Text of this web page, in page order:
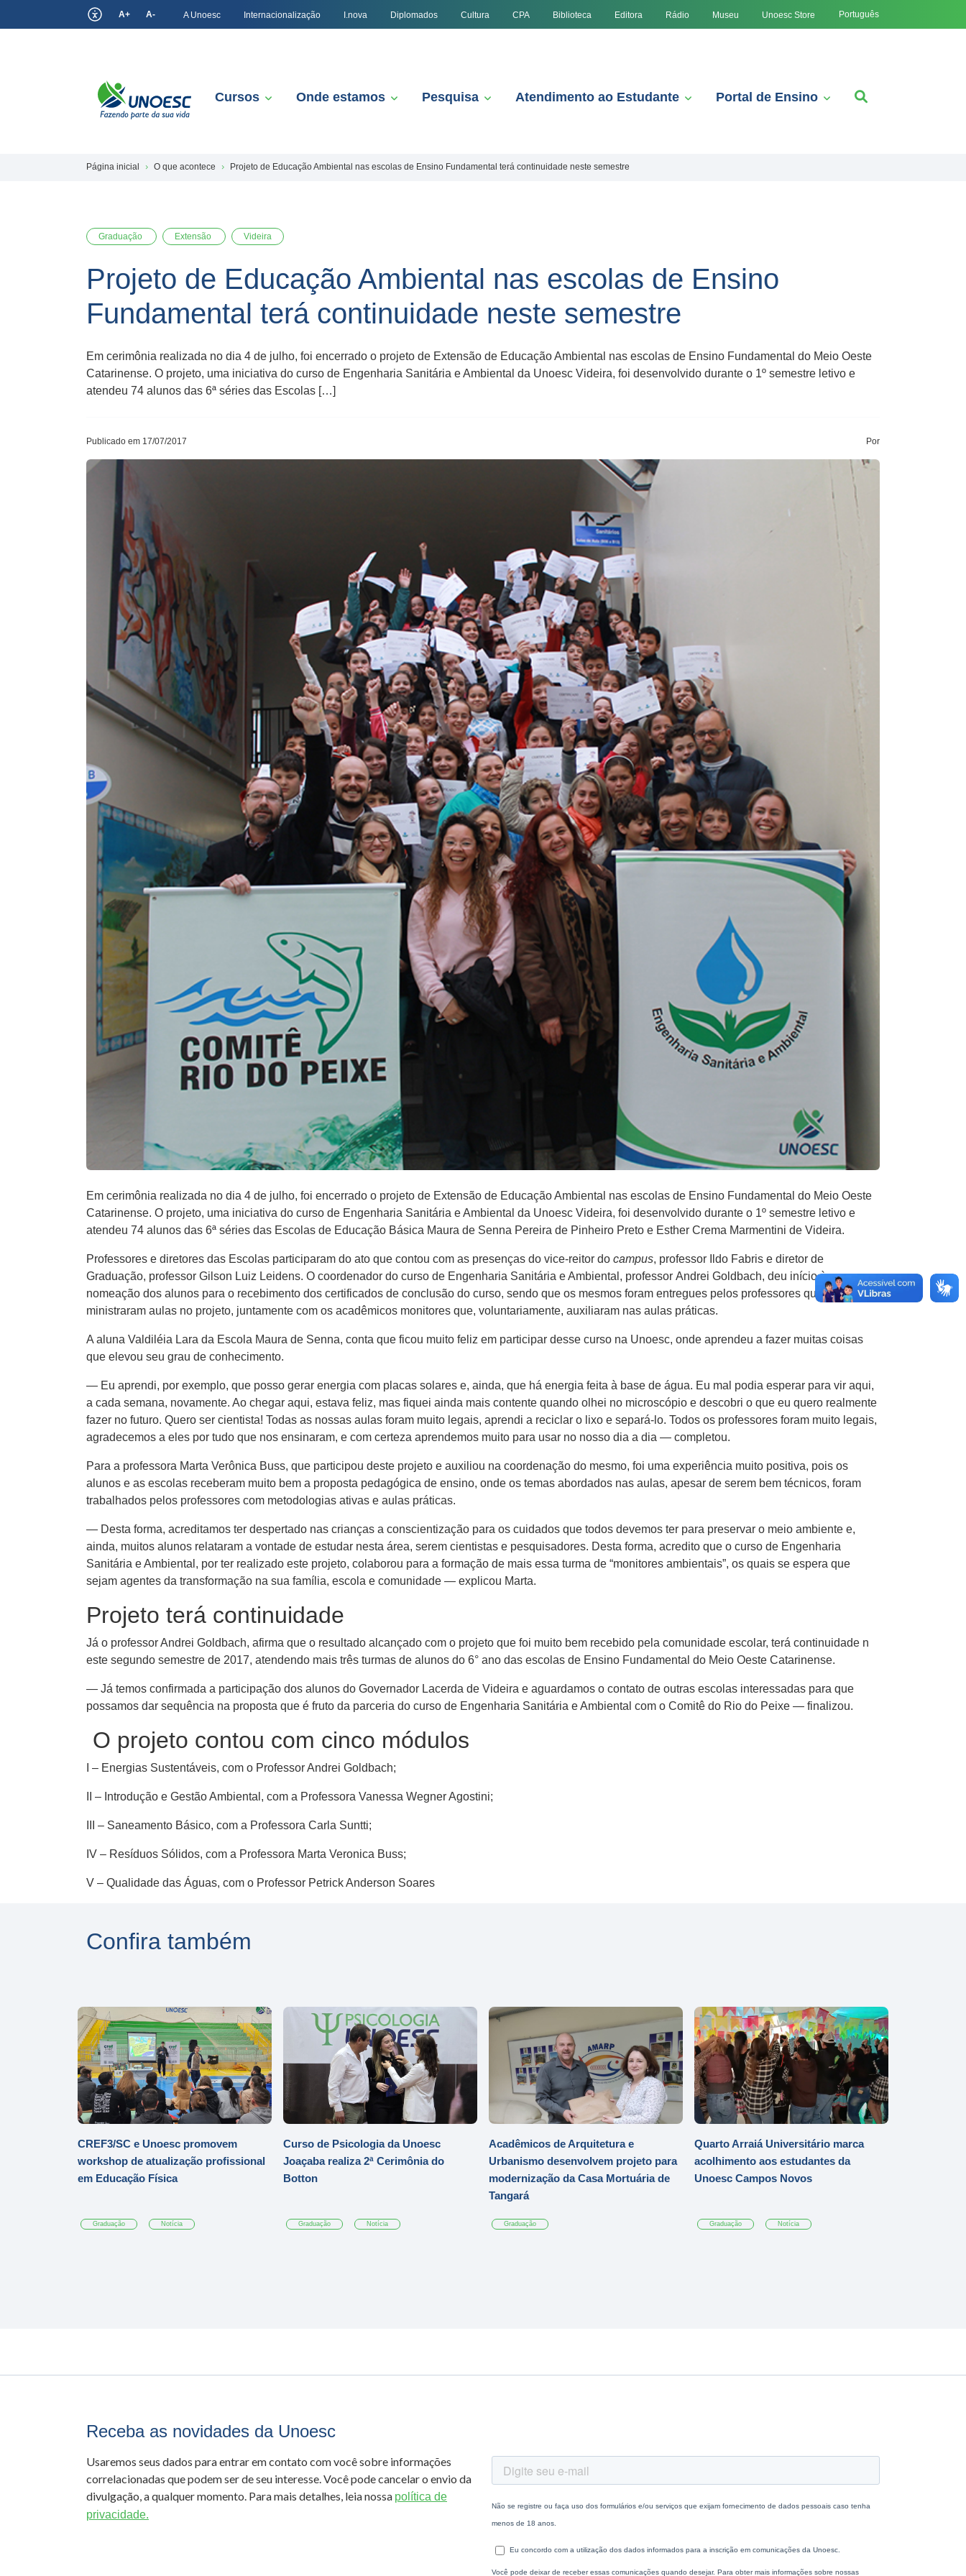
A+ A- A Unoesc Internacionalização I.nova Diplomados Cultura CPA Biblioteca Editora Rádio Museu Unoesc Store Português
Cursos Onde estamos Pesquisa Atendimento ao Estudante Portal de Ensino
Página inicial O que acontece Projeto de Educação Ambiental nas escolas de Ensino Fundamental terá continuidade neste semestre
Graduação Extensão Videira
Projeto de Educação Ambiental nas escolas de Ensino
Fundamental terá continuidade neste semestre
Em cerimônia realizada no dia 4 de julho, foi encerrado o projeto de Extensão de Educação Ambiental nas escolas de Ensino Fundamental do Meio Oeste
Catarinense. O projeto, uma iniciativa do curso de Engenharia Sanitária e Ambiental da Unoesc Videira, foi desenvolvido durante o 1º semestre letivo e
atendeu 74 alunos da​s​ 6ª série​s​ das ​E​scolas […]
Publicado em 17/07/2017 Por
Em cerimônia realizada no dia 4 de julho, foi encerrado o projeto de Extensão de Educação Ambiental nas escolas de Ensino Fundamental do Meio Oeste
Catarinense. O projeto, uma iniciativa do curso de Engenharia Sanitária e Ambiental da Unoesc Videira, foi desenvolvido durante o 1º semestre letivo e
atendeu 74 alunos da​s​ 6ª série​s​ das ​E​scolas ​de Educação Básica ​Maura de Senna Pereira de Pinheiro Preto e Esther Crema Marmentini de Videira.
Professores e diretores das Escolas participaram do ato que contou com as presenças do ​v​ice-reitor ​do campus, ​professor Ildo Fabris e ​diretor de
Graduação​,​ professor Gilson Luiz Leidens​. O coordenador do curso de Engenharia Sanitária e Ambiental​,​ professor Andrei Goldbach​,​ deu início à
nomeação dos alunos para o recebimento dos certificados de conclusão do curso, sendo que os mesmos foram entregues pelos professores que
ministraram aulas no projeto​,​ juntamente com os acadêmicos monitores que​,​ voluntariamente​,​ auxiliaram nas aulas práticas.
A aluna Valdiléia Lara da Escola Maura de Senna, conta que ficou muito feliz em participar desse curso na Unoesc, onde aprendeu a fazer muitas coisas
que elevou seu grau de conhecimento.
— Eu aprendi, por exemplo, que posso gerar energia com placas solares e, ainda​,​ ​que ​​há ​energia feita à base de água​. Eu mal podia esperar para vir aqui​,
a cada semana,​ novamente. ​Ao cheg​ar aqui​,​​ estava​ feliz, mas fiquei ainda mais contente quando olhei no microscópio e descobri o que eu quero realmente
fazer ​no futuro. Quero ser cientista​!​ Todas as nossas aulas foram muito legais, aprendi a reciclar o lixo e separá-lo. Todos os professores foram muito legais,
agradecemos a eles por tudo que nos ensinaram,​ e​ com certeza aprendemos muito para usar no nosso dia a dia​ ​— completou.
Para a professora Marta Verônica Buss​,​ que participou deste projeto e auxiliou na coordenação do mesmo, foi uma experiência muito positiva,​ pois​ os
alunos e as escolas receberam muito bem a proposta pedagógica de ensino, onde os temas abordados nas aulas​,​ apesar de serem bem técnicos​,​ foram
trabalhados pelos professores com metodologias ativas e aulas práticas.
— Desta forma​,​ acreditamos ter despertado nas crianças a conscientização para os cuidados que todos devemos ter para preservar o meio ambiente e,
ainda​,​ muitos alunos relataram a vontade de estudar nesta área, ser​em​ cientista​s​ e pesquisador​es. Desta forma​,​ acredito que o ​c​urso de Engenharia
Sanitária e Ambiental​,​ por ter realizado este projeto​,​ colaborou para a formação de​ mais essa turma de “monitores ambientais”, os quais se espera que
sejam agentes da transformação na sua família, escola e comunidade — explicou Marta.
Projeto terá continuidade
Já o professor Andrei Goldbach, afirma que o resultado alcançado com o projeto que foi muito bem recebido pela comunidade escolar, terá continuidade n​
este​ segundo semestre de 2017, atendendo mais três turmas de alunos do 6° ano das escolas de Ensino Fundamental do Meio Oeste Catarinense.
— Já temos confirmad​a​ a participação dos alunos do Governador Lacerda de Videira e aguardamos o contato d​e outr​as escolas interessadas para que
possamos dar sequência na proposta que é fruto da parceria do curso de Engenharia ​S​anitária e Ambiental com o Comitê do Rio do Peixe — finalizou.
O projeto contou com cinco módulos
I – Energias Sustentáveis​,​ com o Professor Andrei Goldbach;
II – Introdução e Gestão Ambiental​,​ com a Professora Vanessa Wegner Agostini;
III – Saneamento Básico​,​ com a Professora Carla Suntti;
IV – Resíduos Sólidos​,​ com a Professora Marta Veronica Buss;
V – Qualidade das Águas​,​ com o Professor Petrick Anderson Soares
Confira também
CREF3/SC e Unoesc promovem
workshop de atualização profissional
em Educação Física
Graduação Notícia
Curso de Psicologia da Unoesc
Joaçaba realiza 2ª Cerimônia do
Botton
Graduação Notícia
Acadêmicos de Arquitetura e
Urbanismo desenvolvem projeto para
modernização da Casa Mortuária de
Tangará
Graduação
Quarto Arraiá Universitário marca
acolhimento aos estudantes da
Unoesc Campos Novos
Graduação Notícia
Receba as novidades da Unoesc
Usaremos seus dados para entrar em contato com você sobre informações
correlacionadas que podem ser de seu interesse. Você pode cancelar o envio da
divulgação, a qualquer momento. Para mais detalhes, leia nossa política de
privacidade.